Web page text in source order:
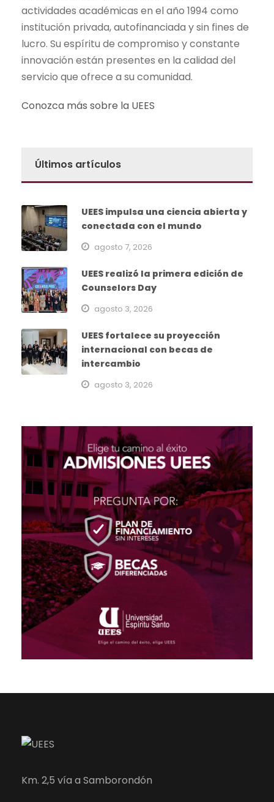
actividades académicas en el año 1994 como
institución privada, autofinanciada y sin fines de
lucro. Su espíritu de compromiso y constante
innovación están presentes en la calidad del
servicio que ofrece a su comunidad.
Conozca más sobre la UEES
Últimos artículos
UEES impulsa una ciencia abierta y
conectada con el mundo
agosto 7, 2026
UEES realizó la primera edición de
Counselors Day
agosto 3, 2026
UEES fortalece su proyección
internacional con becas de
intercambio
agosto 3, 2026
Km. 2,5 vía a Samborondón